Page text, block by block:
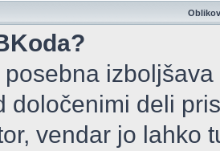
določenimi deli
vendar jo lahko